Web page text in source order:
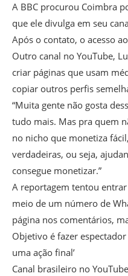
A BBC procurou Coimbra
que ele divulga em seu
Após o contato, o acesso
Outro canal no YouTube,
criar páginas que usam
copiar outros perfis
“Muita gente não gosta
tudo mais. Mas pra quem
no nicho que monetiza
verdadeiras, ou seja,
consegue monetizar.”
A reportagem tentou
meio de um número de
página nos comentários,
Objetivo é fazer espectador
uma ação final’
Canal brasileiro no